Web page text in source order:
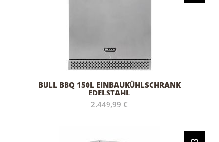
BULL BBQ 150L EINBAUKÜHLSCHRANK
EDELSTAHL
2.449,99 €